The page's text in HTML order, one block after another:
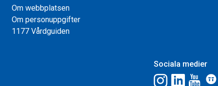
Om webbplatsen
Om personuppgifter
1177 Vårdguiden
Sociala medier